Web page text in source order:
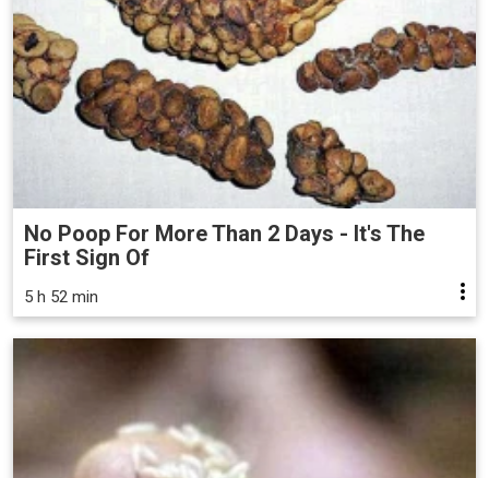
No Poop For More Than 2 Days - It's The
First Sign Of
5 h 52 min